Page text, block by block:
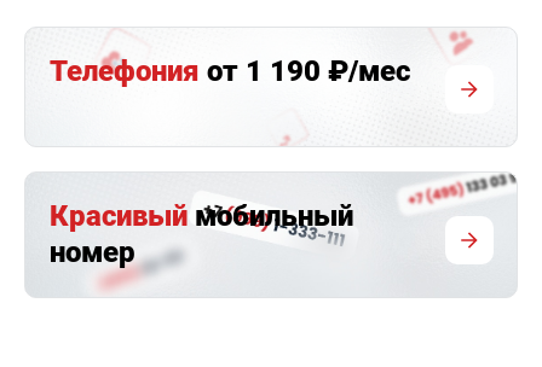
Телефония от 1 190 ₽/мес
Красивый мобильный
номер